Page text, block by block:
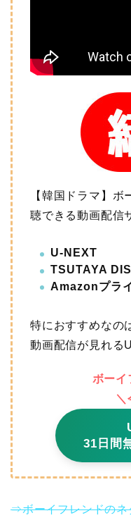
【韓国ドラマ】
聴できる動画配信
U-NEXT
TSUTAYA
Amazonプラ
特におすすめなの
動画配信が見れる
ボーイ
＼
31日間
⇒ボーイフレンドの